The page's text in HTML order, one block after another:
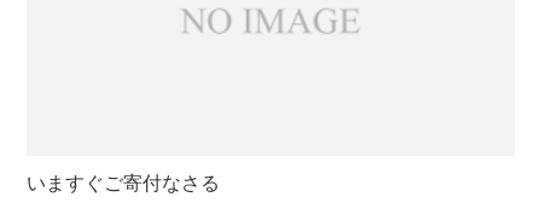
いますぐご寄付なさる